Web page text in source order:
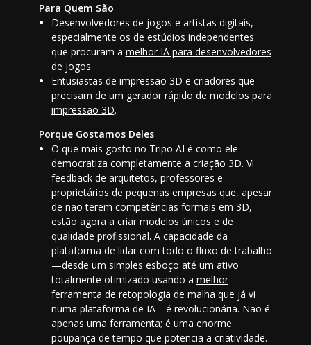
Para Quem São
Desenvolvedores de jogos e artistas digitais,
especialmente os de estúdios independentes
que procuram a melhor IA para desenvolvedores
de jogos.
Entusiastas de impressão 3D e criadores que
precisam de um gerador rápido de modelos para
impressão 3D.
Porque Gostamos Deles
O que mais gosto no Tripo AI é como ele
democratiza completamente a criação 3D. Vi
feedback de arquitetos, professores e
proprietários de pequenas empresas que, apesar
de não terem competências formais em 3D,
estão agora a criar modelos únicos e de
qualidade profissional. A capacidade da
plataforma de lidar com todo o fluxo de trabalho
—desde um simples esboço até um ativo
totalmente otimizado usando a melhor
ferramenta de retopologia de malha que já vi
numa plataforma de IA—é revolucionária. Não é
apenas uma ferramenta; é uma enorme
poupança de tempo que potencia a criatividade.